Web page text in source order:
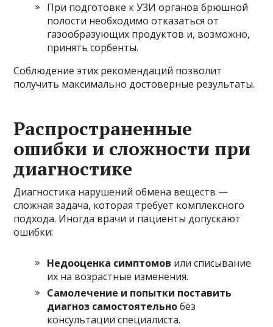
При подготовке к УЗИ органов брюшной
полости необходимо отказаться от
газообразующих продуктов и, возможно,
принять сорбенты.
Соблюдение этих рекомендаций позволит
получить максимально достоверные результаты.
Распространенные
ошибки и сложности при
диагностике
Диагностика нарушений обмена веществ —
сложная задача, которая требует комплексного
подхода. Иногда врачи и пациенты допускают
ошибки:
Недооценка симптомов или списывание
их на возрастные изменения.
Самолечение и попытки поставить
диагноз самостоятельнобез
консультации специалиста.